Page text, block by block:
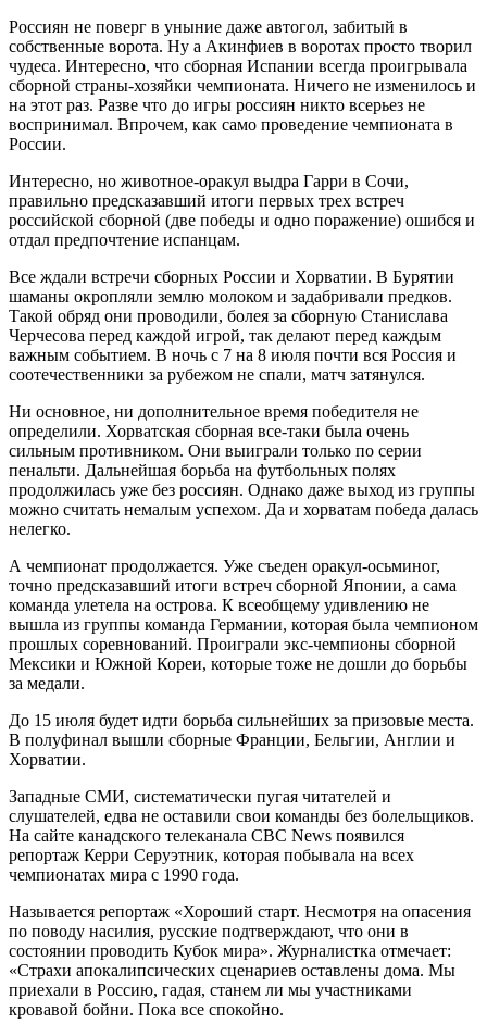
Россиян не поверг в уныние даже автогол, забитый в
собственные ворота. Ну а Акинфиев в воротах просто творил
чудеса. Интересно, что сборная Испании всегда проигрывала
сборной страны-хозяйки чемпионата. Ничего не изменилось и
на этот раз. Разве что до игры россиян никто всерьез не
воспринимал. Впрочем, как само проведение чемпионата в
России.
Интересно, но животное-оракул выдра Гарри в Сочи,
правильно предсказавший итоги первых трех встреч
российской сборной (две победы и одно поражение) ошибся и
отдал предпочтение испанцам.
Все ждали встречи сборных России и Хорватии. В Бурятии
шаманы окропляли землю молоком и задабривали предков.
Такой обряд они проводили, болея за сборную Станислава
Черчесова перед каждой игрой, так делают перед каждым
важным событием. В ночь с 7 на 8 июля почти вся Россия и
соотечественники за рубежом не спали, матч затянулся.
Ни основное, ни дополнительное время победителя не
определили. Хорватская сборная все-таки была очень
сильным противником. Они выиграли только по серии
пенальти. Дальнейшая борьба на футбольных полях
продолжилась уже без россиян. Однако даже выход из группы
можно считать немалым успехом. Да и хорватам победа далась
нелегко.
А чемпионат продолжается. Уже съеден оракул-осьминог,
точно предсказавший итоги встреч сборной Японии, а сама
команда улетела на острова. К всеобщему удивлению не
вышла из группы команда Германии, которая была чемпионом
прошлых соревнований. Проиграли экс-чемпионы сборной
Мексики и Южной Кореи, которые тоже не дошли до борьбы
за медали.
До 15 июля будет идти борьба сильнейших за призовые места.
В полуфинал вышли сборные Франции, Бельгии, Англии и
Хорватии.
Западные СМИ, систематически пугая читателей и
слушателей, едва не оставили свои команды без болельщиков.
На сайте канадского телеканала CBC News появился
репортаж Керри Серуэтник, которая побывала на всех
чемпионатах мира с 1990 года.
Называется репортаж «Хороший старт. Несмотря на опасения
по поводу насилия, русские подтверждают, что они в
состоянии проводить Кубок мира». Журналистка отмечает:
«Страхи апокалипсических сценариев оставлены дома. Мы
приехали в Россию, гадая, станем ли мы участниками
кровавой бойни. Пока все спокойно.